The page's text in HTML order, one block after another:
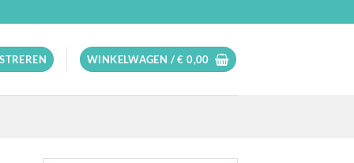
WINKELWAGEN /€ 0,00